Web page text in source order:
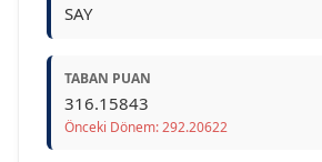
SAY
TABAN PUAN
316.15843
Önceki Dönem: 292.20622